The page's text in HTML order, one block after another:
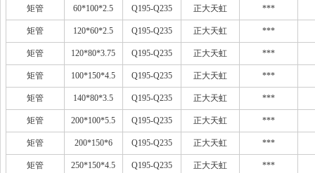
矩管 60*100*2.5 Q195-Q235 正大天虹 ***
矩管 120*60*2.5 Q195-Q235 正大天虹 ***
矩管 120*80*3.75 Q195-Q235 正大天虹 ***
矩管 100*150*4.5 Q195-Q235 正大天虹 ***
矩管 140*80*3.5 Q195-Q235 正大天虹 ***
矩管 200*100*5.5 Q195-Q235 正大天虹 ***
矩管 200*150*6 Q195-Q235 正大天虹 ***
矩管 250*150*4.5 Q195-Q235 正大天虹 ***